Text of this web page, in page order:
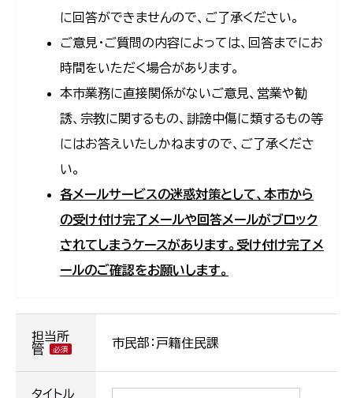
に回答ができませんので、ご了承ください。
ご意見・ご質問の内容によっては、回答までにお
時間をいただく場合があります。
本市業務に直接関係がないご意見、営業や勧
誘、宗教に関するもの、誹謗中傷に類するもの等
にはお答えいたしかねますので、ご了承くださ
い。
各メールサービスの迷惑対策として、本市から
の受け付け完了メールや回答メールがブロック
されてしまうケースがあります。受け付け完了メ
ールのご確認をお願いします。
担当所
管
市民部：戸籍住民課
タイトル